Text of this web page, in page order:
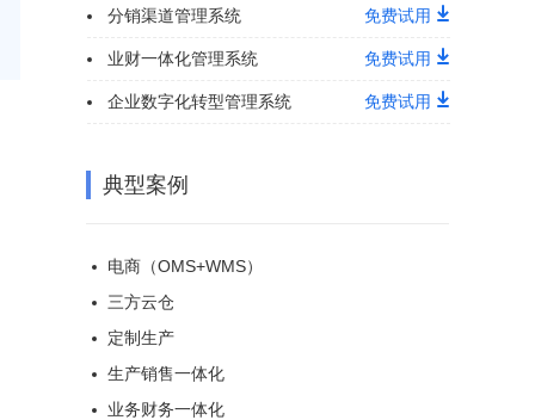
分销渠道管理系统 免费试用
业财一体化管理系统 免费试用
企业数字化转型管理系统 免费试用
典型案例
电商（OMS+WMS）
三方云仓
定制生产
生产销售一体化
业务财务一体化